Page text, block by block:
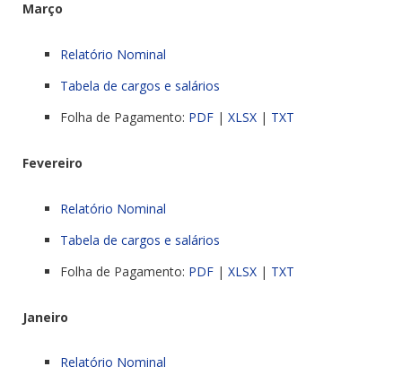
Março
Relatório Nominal
Tabela de cargos e salários
Folha de Pagamento: PDF | XLSX | TXT
Fevereiro
Relatório Nominal
Tabela de cargos e salários
Folha de Pagamento: PDF | XLSX | TXT
Janeiro
Relatório Nominal